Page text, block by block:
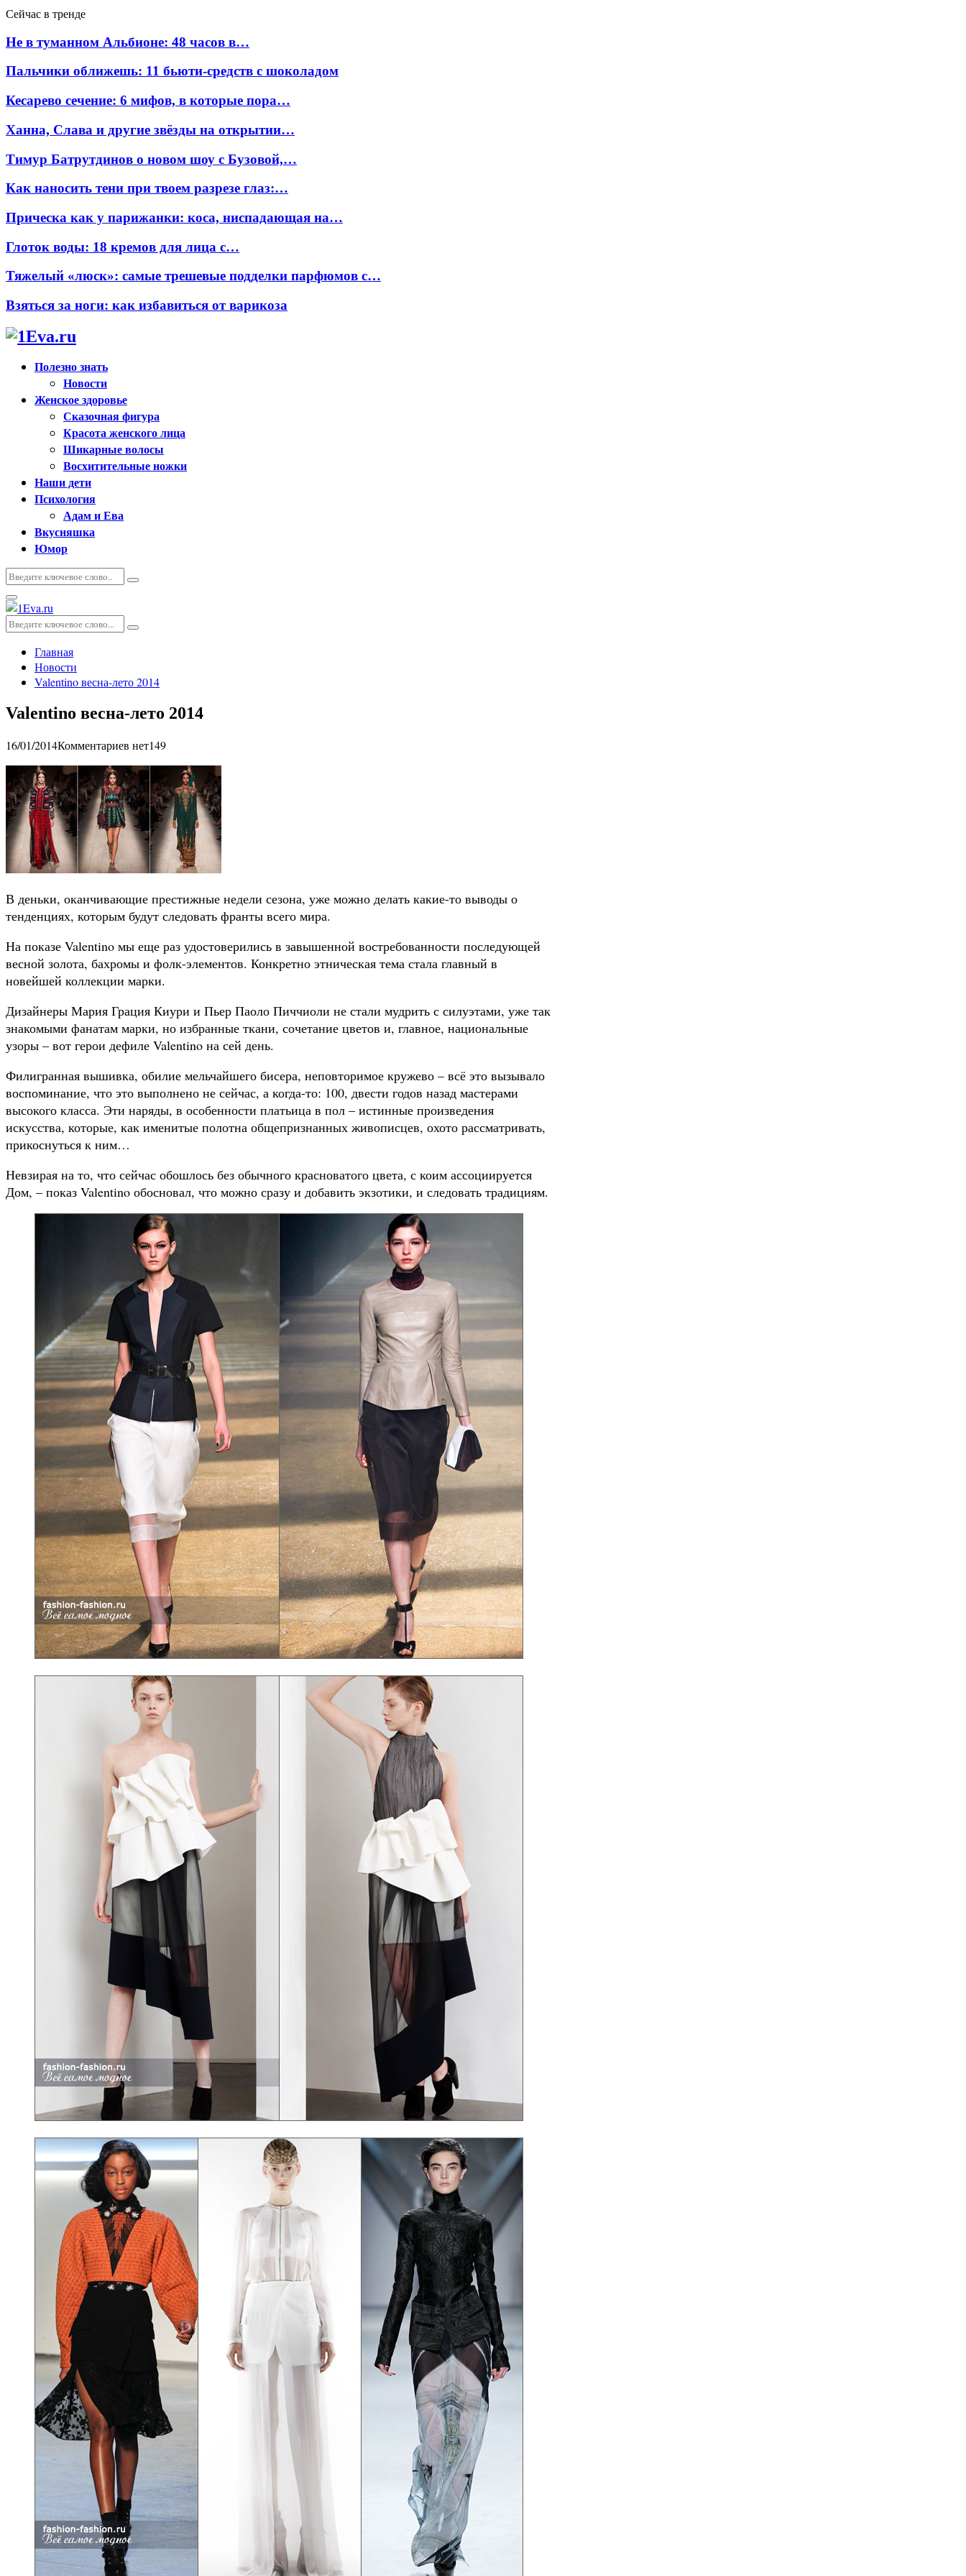
Сейчас в тренде
Не в туманном Альбионе: 48 часов в…
Пальчики оближешь: 11 бьюти-средств с шоколадом
Кесарево сечение: 6 мифов, в которые пора…
Ханна, Слава и другие звёзды на открытии…
Тимур Батрутдинов о новом шоу с Бузовой,…
Как наносить тени при твоем разрезе глаз:…
Прическа как у парижанки: коса, ниспадающая на…
Глоток воды: 18 кремов для лица с…
Тяжелый «люск»: самые трешевые подделки парфюмов с…
Взяться за ноги: как избавиться от варикоза
Полезно знать
Новости
Женское здоровье
Сказочная фигура
Красота женского лица
Шикарные волосы
Восхитительные ножки
Наши дети
Психология
Адам и Ева
Вкусняшка
Юмор
Искать:
Поиск
Основное
меню
Искать:
Поиск
Главная
Новости
Valentino весна-лето 2014
Valentino весна-лето 2014
16/01/2014Комментариев нет149
В деньки, оканчивающие престижные недели сезона, уже можно делать какие-то выводы о
тенденциях, которым будут следовать франты всего мира.
На показе Valentino мы еще раз удостоверились в завышенной востребованности последующей
весной золота, бахромы и фолк-элементов. Конкретно этническая тема стала главный в
новейшей коллекции марки.
Дизайнеры Мария Грация Киури и Пьер Паоло Пиччиоли не стали мудрить с силуэтами, уже так
знакомыми фанатам марки, но избранные ткани, сочетание цветов и, главное, национальные
узоры – вот герои дефиле Valentino на сей день.
Филигранная вышивка, обилие мельчайшего бисера, неповторимое кружево – всё это вызывало
воспоминание, что это выполнено не сейчас, а когда-то: 100, двести годов назад мастерами
высокого класса. Эти наряды, в особенности платьица в пол – истинные произведения
искусства, которые, как именитые полотна общепризнанных живописцев, охото рассматривать,
прикоснуться к ним…
Невзирая на то, что сейчас обошлось без обычного красноватого цвета, с коим ассоциируется
Дом, – показ Valentino обосновал, что можно сразу и добавить экзотики, и следовать традициям.